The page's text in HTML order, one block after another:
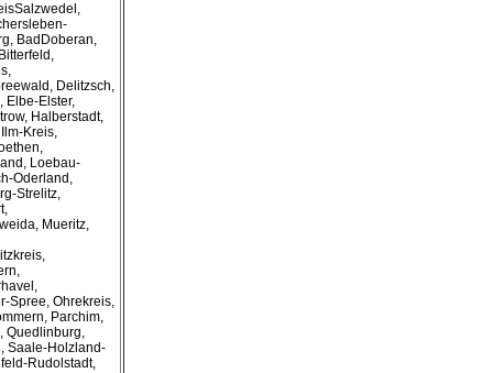
BadDoberan,
Delitzsch,
Elbe-Elster,
Halberstadt,
Kreis,
Loebau-
Oderland,
Strelitz,
Mueritz,
Spree, Ohrekreis,
Parchim,
Quedlinburg,
Saale-Holzland-
Rudolstadt,